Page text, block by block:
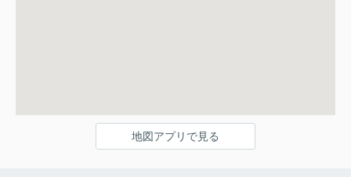
地図アプリで見る